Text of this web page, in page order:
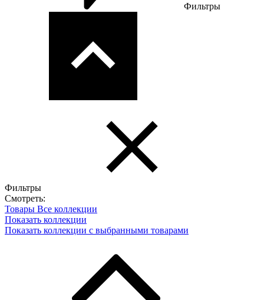
Фильтры
Фильтры
Смотреть:
Товары Все коллекции
Показать коллекции
Показать коллекции с выбранными товарами